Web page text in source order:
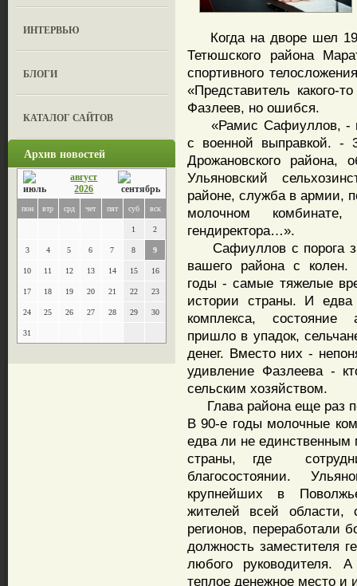
ИНТЕРВЬЮ
БЛОГИ
КАТАЛОГ САЙТОВ
Архив новостей
август
2026
пон втр срд чет пят суб вск
1 2
3 4 5 6 7 8 9
10 11 12 13 14 15 16
17 18 19 20 21 22 23
24 25 26 27 28 29 30
31
Когда на дворе шел
Тетюшского района
спортивного
«Представитель какого-
Фазлеев, но ошибся.
«Рамис Сафиуллов, -
с военной выправкой.
Дрожановского района,
Ульяновский
районе, служба в армии,
молочном
гендиректора…».
Сафиуллов с порога
вашего района с колен.
годы - самые тяжелые
истории страны. И
комплекса, состояние
пришло в упадок,
денег. Вместо них -
удивление Фазлеева -
сельским хозяйством.
Глава района еще раз
В 90-е годы молочные
едва ли не
страны, где
благосостоянии.
крупнейших в
жителей всей области,
регионов, переработали
должность заместителя
любого руководителя.
теплое денежное место и